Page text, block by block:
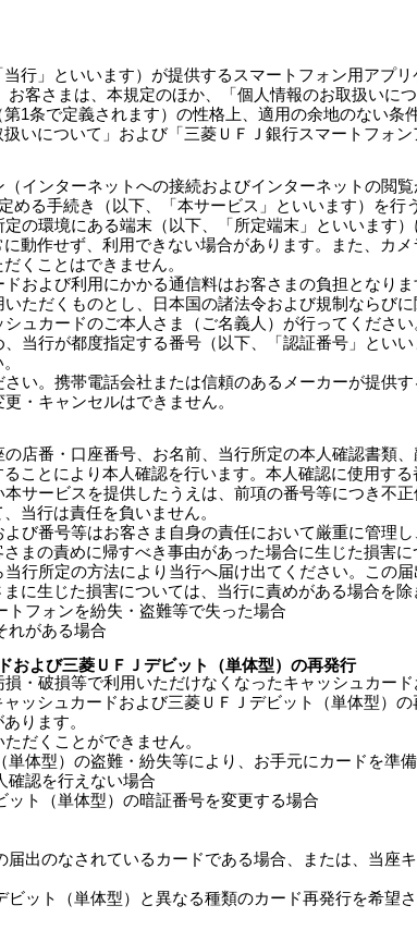
行」といいます）が提供するスマートフォン用アプ
客さまは、本規定のほか、「個人情報のお取扱い
1条で定義されます）の性格上、適用の余地のない
いについて」および「三菱ＵＦＪ銀行スマートフォ
インターネットへの接続およびインターネットの閲
める手続き（以下、「本サービス」といいます）を行
の環境にある端末（以下、「所定端末」といいま
動作せず、利用できない場合があります。また、カ
くことはできません。
および利用にかかる通信料はお客さまの負担となりま
ただくものとし、日本国の諸法令および規制ならび
ュカードのご本人さま（ご名義人）が行ってくださ
当行が都度指定する番号（以下、「認証番号」とい
い。携帯電話会社または信頼のあるメーカーが提供
・キャンセルはできません。
店番・口座番号、お名前、当行所定の本人確認書類
ことにより本人確認を行います。本人確認に使用す
サービスを提供したうえは、前項の番号等につき不
当行は責任を負いません。
び番号等はお客さま自身の責任において厳重に管理
まの責めに帰すべき事由があった場合に生じた損害に
行所定の方法により当行へ届け出てください。こ
に生じた損害については、当行に責めがある場合を除
フォンを紛失・盗難等で失った場合
れがある場合
よび三菱ＵＦＪデビット（単体型）の再発行
・破損等で利用いただけなくなったキャッシュカー
ッシュカードおよび三菱ＵＦＪデビット（単体型）
ります。
だくことができません。
体型）の盗難・紛失等により、お手元にカードを準
認を行えない場合
ト（単体型）の暗証番号を変更する場合
出のなされているカードである場合、または、当座
ット（単体型）と異なる種類のカード再発行を希望